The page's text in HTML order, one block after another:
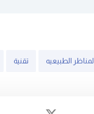
المناظر الطبيعيه تقنية